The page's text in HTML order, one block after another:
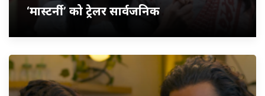
‘मास्टर्नी’ को ट्रेलर सार्वजनिक